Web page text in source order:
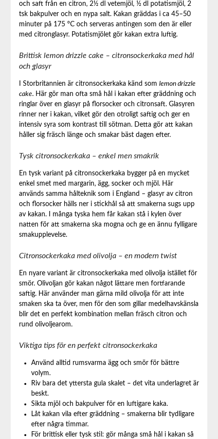
och saft från en citron, 2½ dl vetemjöl, ½ dl potatismjöl, 2
tsk bakpulver och en nypa salt. Kakan gräddas i ca 45–50
minuter på 175 °C och serveras antingen som den är eller
med citronglasyr. Potatismjölet gör kakan extra luftig.
Brittisk lemon drizzle cake – citronsockerkaka med hål
och glasyr
I Storbritannien är citronsockerkaka känd som lemon drizzle
cake. Här gör man ofta små hål i kakan efter gräddning och
ringlar över en glasyr på florsocker och citronsaft. Glasyren
rinner ner i kakan, vilket gör den otroligt saftig och ger en
intensiv syra som kontrast till sötman. Detta gör att kakan
håller sig fräsch länge och smakar bäst dagen efter.
Tysk citronsockerkaka – enkel men smakrik
En tysk variant på citronsockerkaka bygger på en mycket
enkel smet med margarin, ägg, socker och mjöl. Här
används samma hålteknik som i England – glasyr av citron
och florsocker hälls ner i stickhål så att smakerna sugs upp
av kakan. I många tyska hem får kakan stå i kylen över
natten för att smakerna ska mogna och ge en ännu fylligare
smakupplevelse.
Citronsockerkaka med olivolja – en modern twist
En nyare variant är citronsockerkaka med olivolja istället för
smör. Olivoljan gör kakan något lättare men fortfarande
saftig. Här använder man gärna mild olivolja för att inte
smaken ska ta över, men för den som gillar medelhavskänsla
blir det en perfekt kombination mellan fräsch citron och
rund olivoljearom.
Viktiga tips för en perfekt citronsockerkaka
Använd alltid rumsvarma ägg och smör för bättre
volym.
Riv bara det yttersta gula skalet – det vita underlagret är
beskt.
Sikta mjöl och bakpulver för en luftigare kaka.
Låt kakan vila efter gräddning – smakerna blir tydligare
efter några timmar.
För brittisk eller tysk stil: gör många små hål i kakan så